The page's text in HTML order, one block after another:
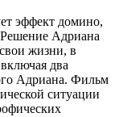
эффект домино,
Адриана
жизни, в
два
Адриана. Фильм
ситуации